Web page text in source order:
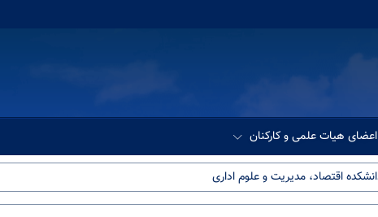
اعضای هیات علمی و کارکنان